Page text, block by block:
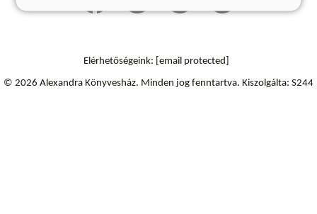
Elérhetőségeink: [email protected]
© 2026 Alexandra Könyvesház. Minden jog fenntartva. Kiszolgálta: S244